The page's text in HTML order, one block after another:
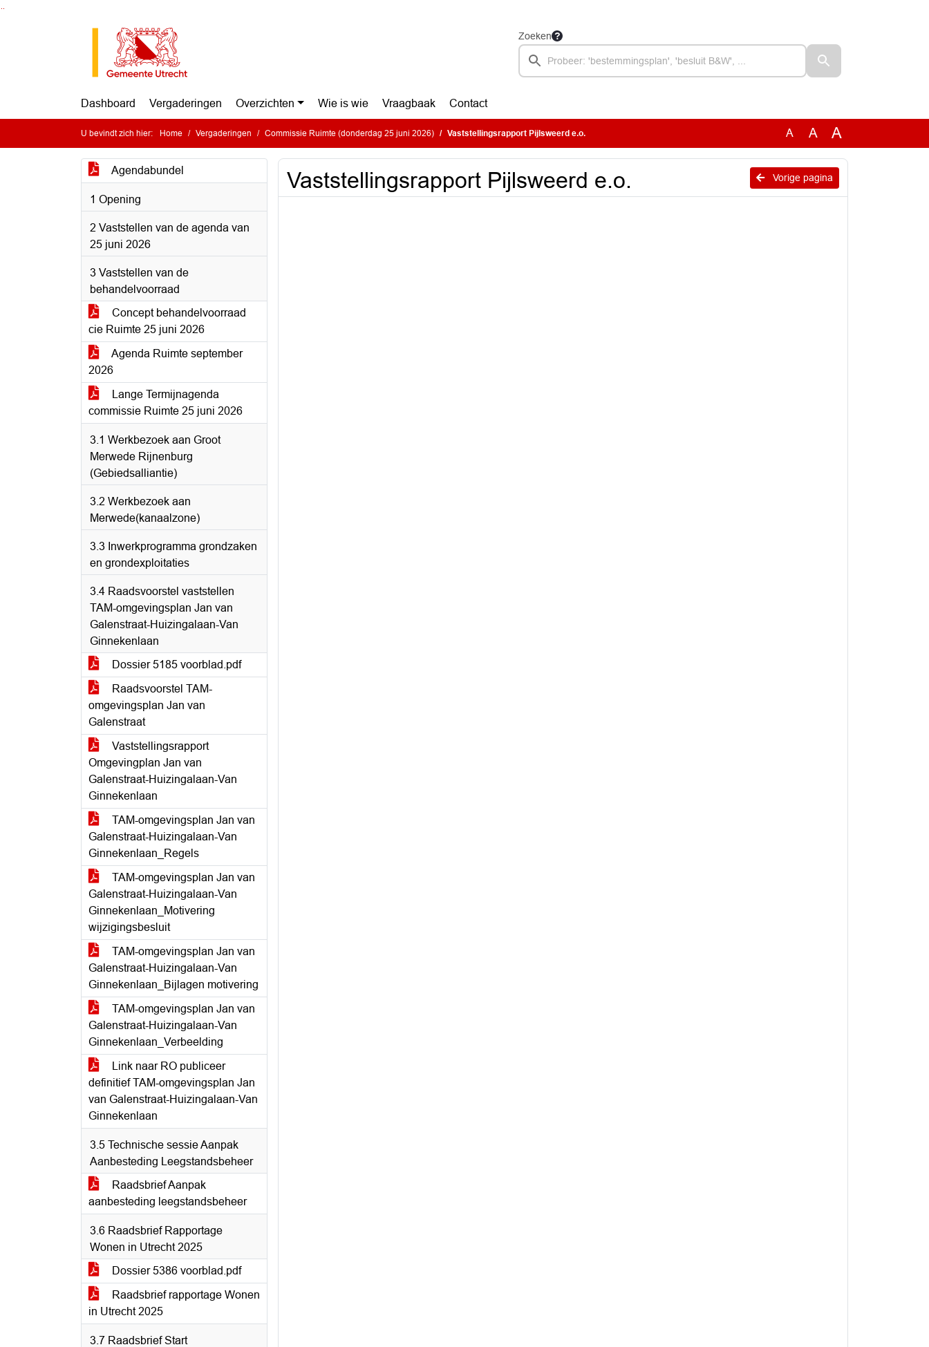
Zoeken
Dashboard Vergaderingen Overzichten Wie is wie Vraagbaak Contact
U bevindt zich hier: Home Vergaderingen Commissie Ruimte (donderdag 25 juni 2026) Vaststellingsrapport Pijlsweerd e.o. A A A
Agendabundel
1 Opening
2 Vaststellen van de agenda van
25 juni 2026
3 Vaststellen van de
behandelvoorraad
Concept behandelvoorraad
cie Ruimte 25 juni 2026
Agenda Ruimte september
2026
Lange Termijnagenda
commissie Ruimte 25 juni 2026
3.1 Werkbezoek aan Groot
Merwede Rijnenburg
(Gebiedsalliantie)
3.2 Werkbezoek aan
Merwede(kanaalzone)
3.3 Inwerkprogramma grondzaken
en grondexploitaties
3.4 Raadsvoorstel vaststellen
TAM-omgevingsplan Jan van
Galenstraat-Huizingalaan-Van
Ginnekenlaan
Dossier 5185 voorblad.pdf
Raadsvoorstel TAM-
omgevingsplan Jan van
Galenstraat
Vaststellingsrapport
Omgevingplan Jan van
Galenstraat-Huizingalaan-Van
Ginnekenlaan
TAM-omgevingsplan Jan van
Galenstraat-Huizingalaan-Van
Ginnekenlaan_Regels
TAM-omgevingsplan Jan van
Galenstraat-Huizingalaan-Van
Ginnekenlaan_Motivering
wijzigingsbesluit
TAM-omgevingsplan Jan van
Galenstraat-Huizingalaan-Van
Ginnekenlaan_Bijlagen motivering
TAM-omgevingsplan Jan van
Galenstraat-Huizingalaan-Van
Ginnekenlaan_Verbeelding
Link naar RO publiceer
definitief TAM-omgevingsplan Jan
van Galenstraat-Huizingalaan-Van
Ginnekenlaan
3.5 Technische sessie Aanpak
Aanbesteding Leegstandsbeheer
Raadsbrief Aanpak
aanbesteding leegstandsbeheer
3.6 Raadsbrief Rapportage
Wonen in Utrecht 2025
Dossier 5386 voorblad.pdf
Raadsbrief rapportage Wonen
in Utrecht 2025
3.7 Raadsbrief Start
Vorige pagina
Vaststellingsrapport Pijlsweerd e.o.